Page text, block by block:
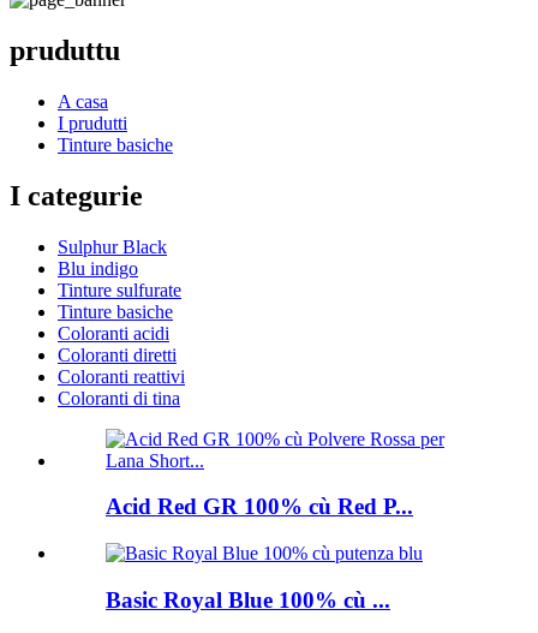
pruduttu
A casa
I prudutti
Tinture basiche
I categurie
Sulphur Black
Blu indigo
Tinture sulfurate
Tinture basiche
Coloranti acidi
Coloranti diretti
Coloranti reattivi
Coloranti di tina
Acid Red GR 100% cù Red P...
Basic Royal Blue 100% cù ...